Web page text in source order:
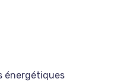
énergétiques